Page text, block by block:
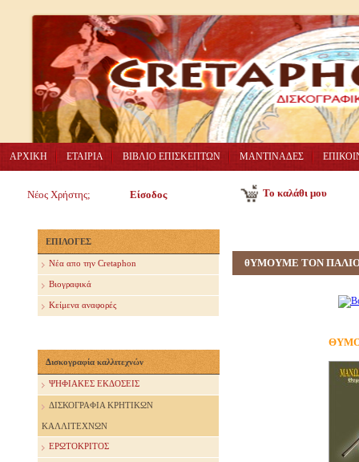
ΑΡΧΙΚΗ ΕΤΑΙΡΙΑ ΒΙΒΛΙΟ ΕΠΙΣΚΕΠΤΩΝ ΜΑΝΤΙΝΑΔΕΣ
Νέος Χρήστης; Είσοδος Το καλάθι μου
ΕΠΙΛΟΓΕΣ
Nέα απο την Cretaphon
Βιογραφικά
Κείμενα αναφορές
Δισκογραφία καλλιτεχνών
ΨΗΦΙΑΚΕΣ ΕΚΔΟΣΕΙΣ
ΔΙΣΚΟΓΡΑΦΙΑ ΚΡΗΤΙΚΩΝ
ΚΑΛΛΙΤΕΧΝΩΝ
ΕΡΩΤΟΚΡΙΤΟΣ
θΥΜΟΥΜΕ ΤΟΝ ΠΑΛΙΟ